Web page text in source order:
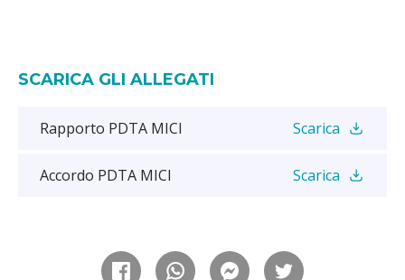
SCARICA GLI ALLEGATI
Rapporto PDTA MICI Scarica
Accordo PDTA MICI Scarica